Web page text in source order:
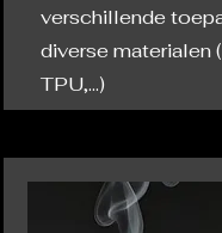
verschillende
diverse materialen
TPU,...)